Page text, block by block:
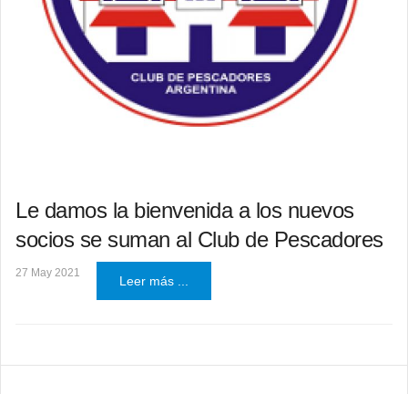
Le damos la bienvenida a los nuevos
socios se suman al Club de Pescadores
27 May 2021
Leer más ...